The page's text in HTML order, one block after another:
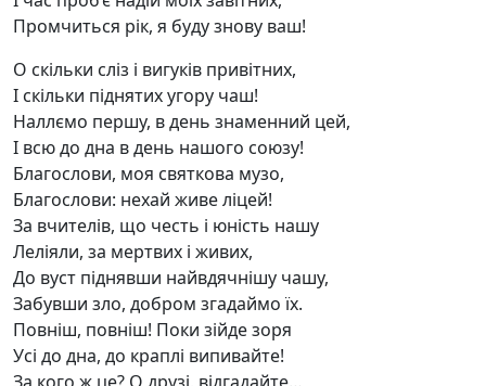
Промчиться рік, я буду знову ваш!
О скільки сліз і вигуків привітних,
І скільки піднятих угору чаш!
Наллємо першу, в день знаменний цей,
І всю до дна в день нашого союзу!
Благослови, моя святкова музо,
Благослови: нехай живе ліцей!
За вчителів, що честь і юність нашу
Леліяли, за мертвих і живих,
До вуст піднявши найвдячнішу чашу,
Забувши зло, добром згадаймо їх.
Повніш, повніш! Поки зійде зоря
Усі до дна, до краплі випивайте!